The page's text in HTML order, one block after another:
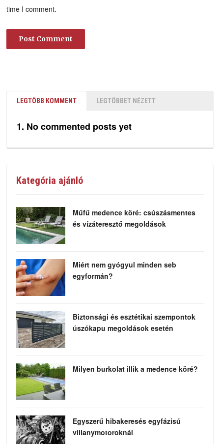
time I comment.
LEGTÖBB KOMMENT LEGTÖBBET NÉZETT
No commented posts yet
Kategória ajánló
Műfű medence köré: csúszásmentes
és vízáteresztő megoldások
Miért nem gyógyul minden seb
egyformán?
Biztonsági és esztétikai szempontok
úszókapu megoldások esetén
Milyen burkolat illik a medence köré?
Egyszerű hibakeresés egyfázisú
villanymotoroknál